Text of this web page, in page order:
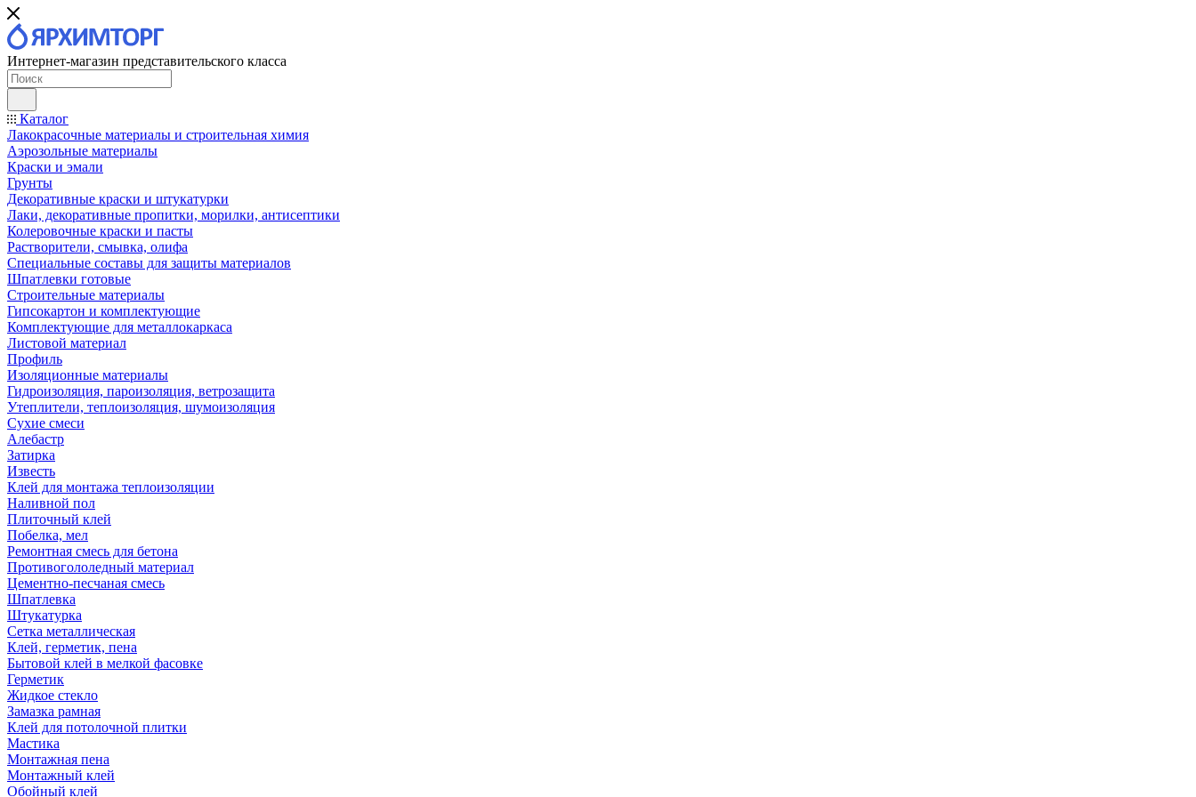
Интернет-магазин представительского класса
Каталог
Лакокрасочные материалы и строительная химия
Аэрозольные материалы
Краски и эмали
Грунты
Декоративные краски и штукатурки
Лаки, декоративные пропитки, морилки, антисептики
Колеровочные краски и пасты
Растворители, смывка, олифа
Специальные составы для защиты материалов
Шпатлевки готовые
Строительные материалы
Гипсокартон и комплектующие
Комплектующие для металлокаркаса
Листовой материал
Профиль
Изоляционные материалы
Гидроизоляция, пароизоляция, ветрозащита
Утеплители, теплоизоляция, шумоизоляция
Сухие смеси
Алебастр
Затирка
Известь
Клей для монтажа теплоизоляции
Наливной пол
Плиточный клей
Побелка, мел
Ремонтная смесь для бетона
Противогололедный материал
Цементно-песчаная смесь
Шпатлевка
Штукатурка
Сетка металлическая
Клей, герметик, пена
Бытовой клей в мелкой фасовке
Герметик
Жидкое стекло
Замазка рамная
Клей для потолочной плитки
Мастика
Монтажная пена
Монтажный клей
Обойный клей